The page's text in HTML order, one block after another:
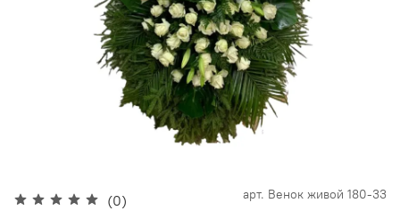
(0) арт. Венок живой 180-33